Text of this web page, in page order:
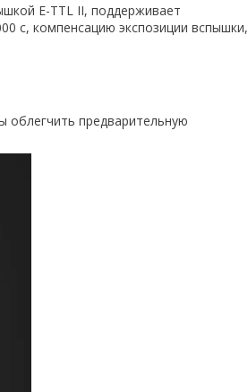
E-TTL II, поддерживает
с, компенсацию экспозиции вспышки,
облегчить предварительную